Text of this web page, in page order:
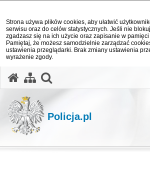
Strona używa plików cookies, aby ułatwić
serwisu oraz do celów statystycznych. Jeśli nie
zgadzasz się na ich użycie oraz zapisanie w
Pamiętaj, że możesz samodzielnie zarządzać
ustawienia przeglądarki. Brak zmiany ustawienia
wyrażenie zgody.
Policja.pl